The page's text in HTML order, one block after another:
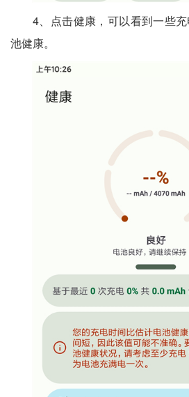
4、点击健康，可以看到一些
池健康。